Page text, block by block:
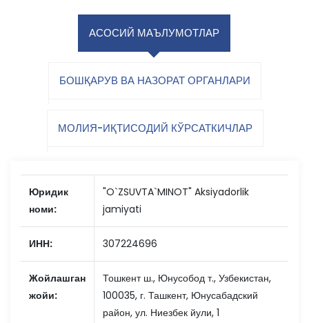
АСОСИЙ МАЪЛУМОТЛАР
БОШҚАРУВ ВА НАЗОРАТ ОРГАНЛАРИ
МОЛИЯ-ИҚТИСОДИЙ КЎРСАТКИЧЛАР
Юридик
номи:
"O`ZSUVTA`MINOT" Aksiyadorlik
jamiyati
ИНН: 307224696
Жойлашган
жойи:
Тошкент ш., Юнусобод т., Узбекистан,
100035, г. Ташкент, Юнусабадский
район, ул. Ниезбек йули, 1